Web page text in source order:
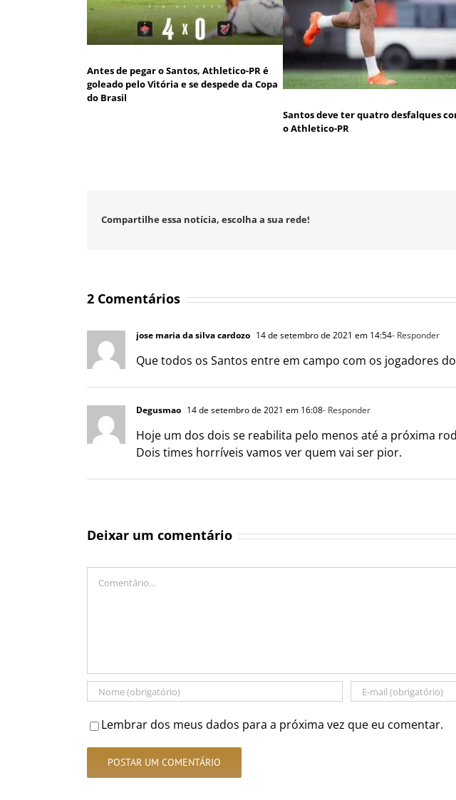
Antes de pegar o Santos, Athletico-PR é
goleado pelo Vitória e se despede da Copa
do Brasil
Santos deve ter quatro desfalques
o Athletico-PR
Compartilhe essa notícia, escolha a sua rede!
2 Comentários
jose maria da silva cardozo 14 de setembro de 2021 em 14:54- Responder
Que todos os Santos entre em campo com os jogadores
Degusmao 14 de setembro de 2021 em 16:08- Responder
Hoje um dos dois se reabilita pelo menos até a próxima
Dois times horríveis vamos ver quem vai ser pior.
Deixar um comentário
Lembrar dos meus dados para a próxima vez que eu comentar.